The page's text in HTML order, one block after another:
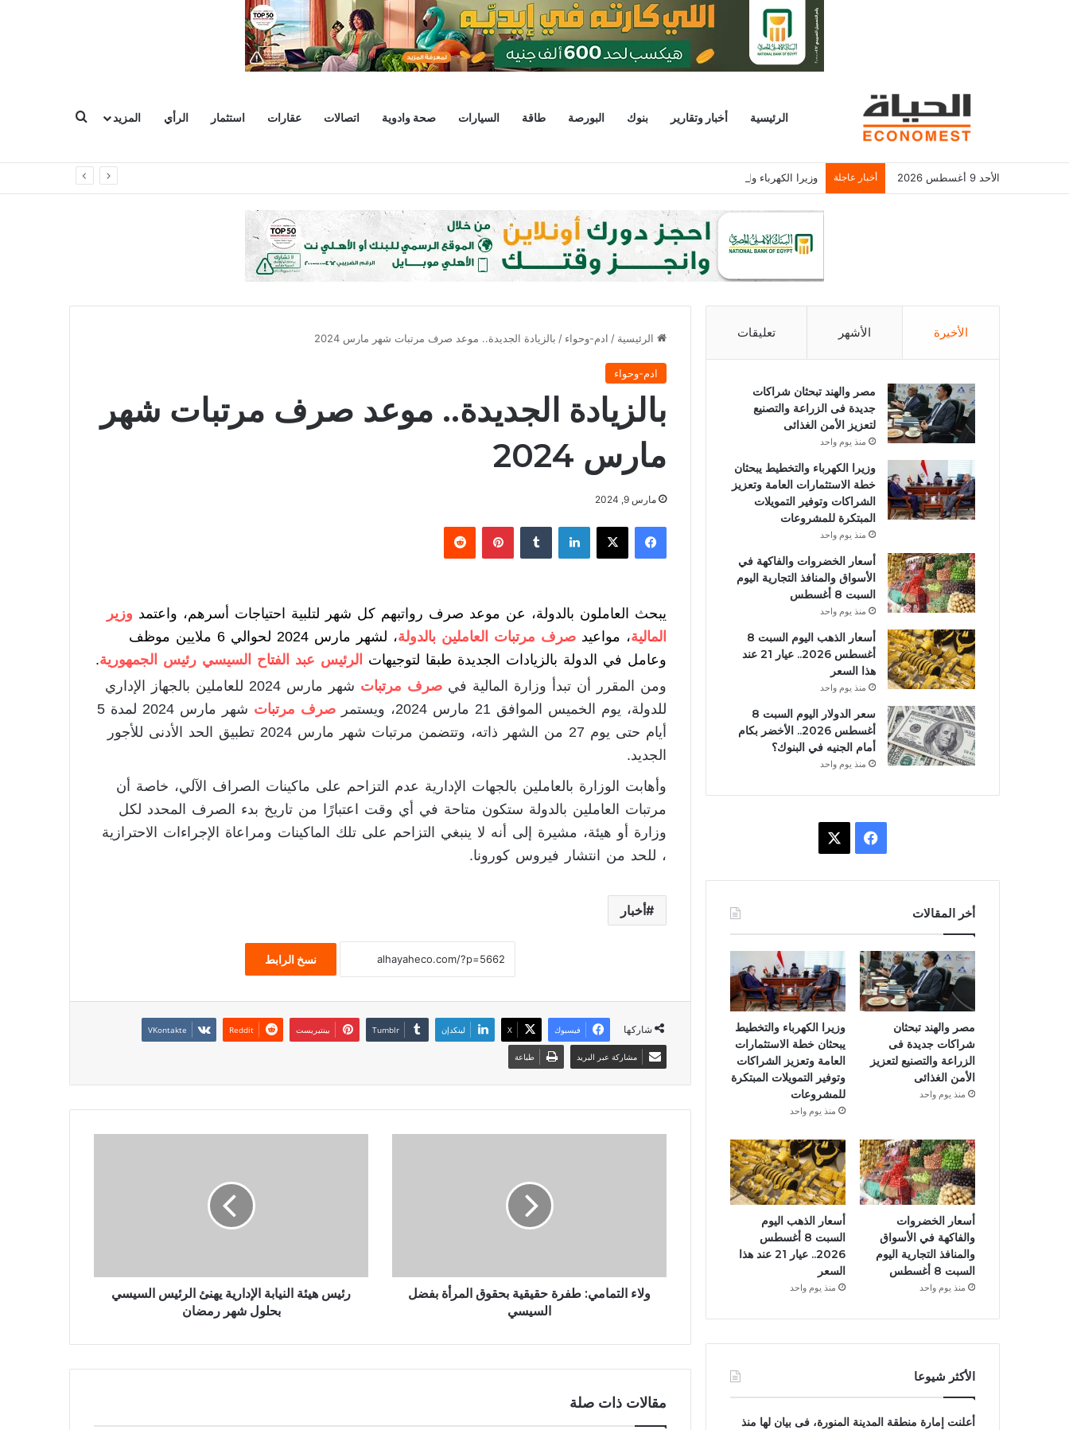
الرئيسية أخبار وتقارير بنوك البورصة طاقة السيارات صحة وادوية اتصالات عقارات استثمار الرأي المزيد
الأحد 9 أغسطس 2026 أخبار عاجلة وزيرا الكهرباء والتخطيط يبحثان خطة الاستثمارات العامة وتعزيز الشراكات وتوفير التمويلات المبتكرة للمشروعات
الرئيسية / ادم-وحواء / بالزيادة الجديدة.. موعد صرف مرتبات شهر مارس 2024
ادم-وحواء
بالزيادة الجديدة.. موعد صرف مرتبات شهر
مارس 2024
مارس 9, 2024
فيسبوك لينكدإن بينتيريست
يبحث العاملون بالدولة، عن موعد صرف رواتبهم كل شهر لتلبية احتياجات أسرهم، واعتمد وزير
المالية، مواعيد صرف مرتبات العاملين بالدولة
، لشهر مارس 2024 لحوالي 6 ملايين موظف
وعامل في الدولة بالزيادات الجديدة طبقا لتوجيهات
الرئيس عبد الفتاح السيسي رئيس الجمهورية.
ومن المقرر أن تبدأ وزارة المالية في صرف مرتبات
شهر مارس 2024 للعاملين بالجهاز الإداري
للدولة، يوم الخميس الموافق 21 مارس 2024، ويستمر
صرف مرتبات
شهر مارس 2024 لمدة 5
أيام حتى يوم 27 من الشهر ذاته، وتتضمن مرتبات شهر مارس 2024 تطبيق الحد الأدنى للأجور
الجديد.
وأهابت الوزارة بالعاملين بالجهات الإدارية عدم التزاحم على ماكينات الصراف الآلي، خاصة أن
مرتبات العاملين بالدولة ستكون متاحة في أي وقت اعتبارًا من تاريخ بدء الصرف المحدد لكل
وزارة أو هيئة، مشيرة إلى أنه لا ينبغي التزاحم على تلك الماكينات ومراعاة الإجراءات الاحترازية
، للحد من انتشار فيروس كورونا.
أخبار
نسخ الرابط
شاركها فيسبوك X لينكدإن بينتيريست
مشاركة عبر البريد طباعة
ولاء التمامي: طفرة حقيقية بحقوق المرأة بفضل
السيسي‎
رئيس هيئة النيابة الإدارية يهنئ الرئيس السيسي
بحلول شهر رمضان
مقالات ذات صلة
الأخيرة الأشهر تعليقات
مصر والهند تبحثان شراكات
جديدة فى الزراعة والتصنيع
لتعزيز الأمن الغذائى
منذ يوم واحد
وزيرا الكهرباء والتخطيط يبحثان
خطة الاستثمارات العامة وتعزيز
الشراكات وتوفير التمويلات
المبتكرة للمشروعات
منذ يوم واحد
أسعار الخضروات والفاكهة في
الأسواق والمنافذ التجارية اليوم
السبت 8 أغسطس
منذ يوم واحد
أسعار الذهب اليوم السبت 8
أغسطس 2026.. عيار 21 عند
هذا السعر
منذ يوم واحد
سعر الدولار اليوم السبت 8
أغسطس 2026.. الأخضر بكام
أمام الجنيه في البنوك؟
منذ يوم واحد
ب
و
ك
أخر المقالات
مصر والهند تبحثان
شراكات جديدة فى
الزراعة والتصنيع لتعزيز
الأمن الغذائى
منذ يوم واحد
وزيرا الكهرباء والتخطيط
يبحثان خطة الاستثمارات
العامة وتعزيز الشراكات
وتوفير التمويلات المبتكرة
للمشروعات
منذ يوم واحد
أسعار الخضروات
والفاكهة في الأسواق
والمنافذ التجارية اليوم
السبت 8 أغسطس
منذ يوم واحد
أسعار الذهب اليوم
السبت 8 أغسطس
2026.. عيار 21 عند هذا
السعر
منذ يوم واحد
الأكثر شيوعا
أعلنت إمارة منطقة المدينة المنورة، فى بيان لها منذ